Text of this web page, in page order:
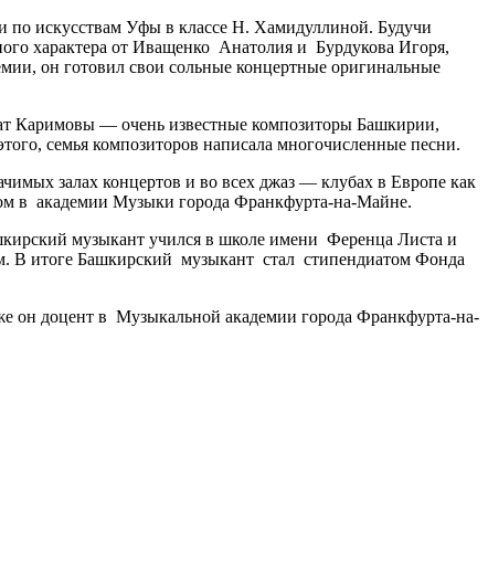
по искусствам Уфы в классе Н. Хамидуллиной. Будучи
характера от Иващенко Анатолия и Бурдукова Игоря,
он готовил свои сольные концертные оригинальные
Каримовы — очень известные композиторы Башкирии,
семья композиторов написала многочисленные песни.
залах концертов и во всех джаз — клубах в Европе как
в академии Музыки города Франкфурта-на-Майне.
музыкант учился в школе имени Ференца Листа и
В итоге Башкирский музыкант стал стипендиатом Фонда
он доцент в Музыкальной академии города Франкфурта-на-